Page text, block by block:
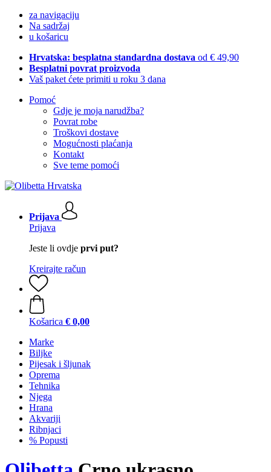
za navigaciju
Na sadržaj
u košaricu
Hrvatska: besplatna standardna dostava od € 49,90
Besplatni povrat proizvoda
Vaš paket ćete primiti u roku 3 dana
Pomoć
Gdje je moja narudžba?
Povrat robe
Troškovi dostave
Mogućnosti plaćanja
Kontakt
Sve teme pomoći
Prijava
Prijava
Jeste li ovdje prvi put?
Kreirajte račun
Košarica € 0,00
Marke
Biljke
Pijesak i šljunak
Oprema
Tehnika
Njega
Hrana
Akvariji
Ribnjaci
% Popusti